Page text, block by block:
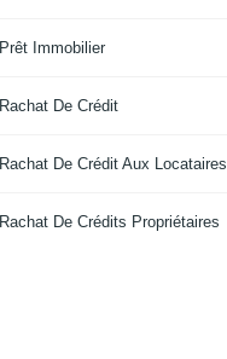
Prêt Immobilier
Rachat De Crédit
Rachat De Crédit Aux Locataires
Rachat De Crédits Propriétaires